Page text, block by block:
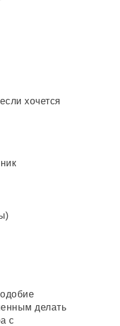
хочется
делать
с